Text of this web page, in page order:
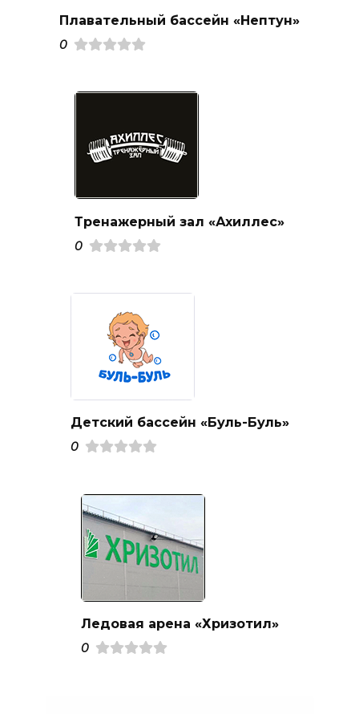
Плавательный бассейн «Нептун»
0
Тренажерный зал «Ахиллес»
0
Детский бассейн «Буль-Буль»
0
Ледовая арена «Хризотил»
0